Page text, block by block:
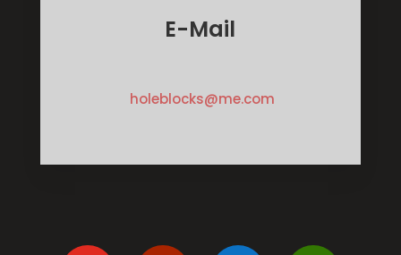
E-Mail
holeblocks@me.com